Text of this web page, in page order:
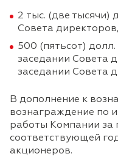
2 тыс. (две тысячи)
Совета
500 (пятьсот)
заседании Совета
заседании Совета
В дополнение к
вознаграждение по
работы Компании за
соответствующей
акционеров.